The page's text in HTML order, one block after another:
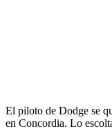
El piloto de Dodge se
en Concordia. Lo